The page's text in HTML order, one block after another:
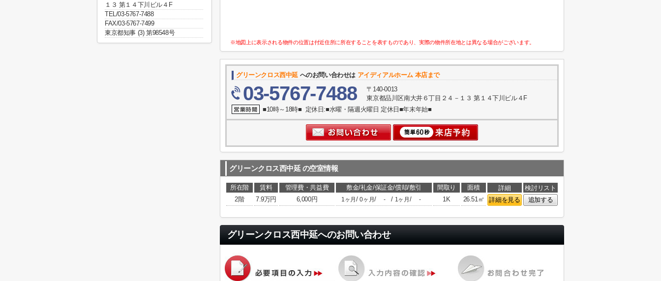
※地図上に表示される物件の位置は付近住所に所在することを表すものであり、実際の物件所在地とは異なる場合がございます。
グリーンクロス西中延 へのお問い合わせは アイディアルホーム 本店まで
03-5767-7488
〒140-0013
東京都品川区南大井６丁目２４－１３ 第１４下川ビル４F
■10時～18時■ 定休日:■水曜・隔週火曜日 定休日■年末年始■
グリーンクロス西中延 の空室情報
所在階 賃料 管理費・共益費 敷金/礼金/保証金/償却/敷引 間取り 面積 詳細
検討リスト
2階
7.9万円 6,000円 1ヶ月/0ヶ月/ - / 1ヶ月 / - 1K 26.51㎡ 詳細を見る 追加する
グリーンクロス西中延へのお問い合わせ
１３ 第１４下川ビル４F
TEL/03-5767-7488
FAX/03-5767-7499
東京都知事 (3) 第98548号